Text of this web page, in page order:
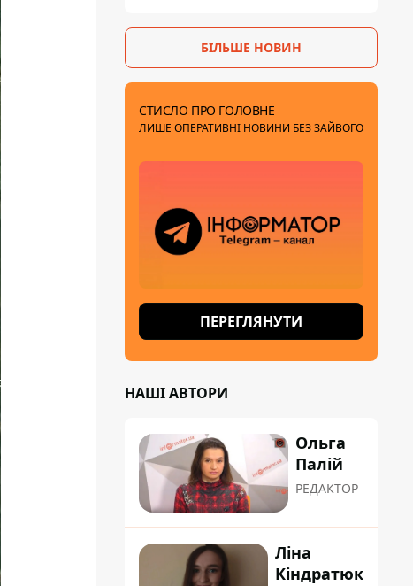
розкрили подробиці
БІЛЬШЕ НОВИН
СТИСЛО ПРО ГОЛОВНЕ
ЛИШЕ ОПЕРАТИВНІ НОВИНИ БЕЗ ЗАЙВОГО
ПЕРЕГЛЯНУТИ
НАШІ АВТОРИ
Ольга
Палій
РЕДАКТОР
Ліна
Кіндратюк